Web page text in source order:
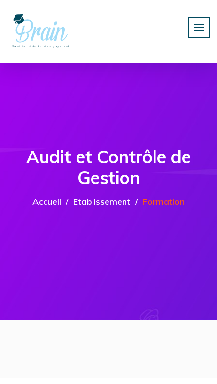
Audit et Contrôle de
Gestion
Accueil Etablissement Formation